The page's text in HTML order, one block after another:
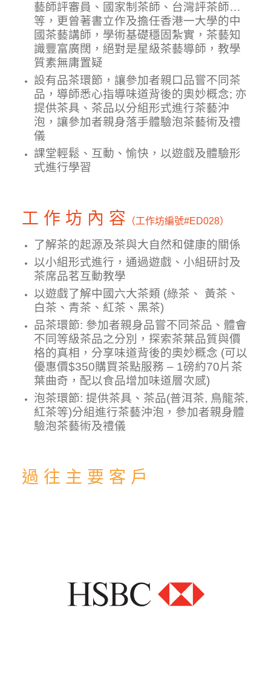
藝師評審員、國家制茶師、台灣評茶師…
等，更曾著書立作及擔任香港一大學的中
國茶藝講師，學術基礎穩固紮實，茶藝知
識豐富廣闊 ，絕對是星級茶藝導師，教學
質素無庸置疑
設有品茶環節，讓參加者親口品嘗不同茶
品，導師悉心指導味道背後的奧妙概念; 亦
提供茶具、茶品以分組形式進行茶藝沖
泡 ， 讓參加者親身落手體驗泡茶藝術及禮
儀
課堂輕鬆、互動、愉快，以遊戲及體驗形
式進行學習
工 作 坊 內 容 （工作坊編號#ED028）
了解茶的起源及茶與大自然和健康的關係
以小組形式進行，通過遊戲、小組研討及
茶席品茗互動教學
以遊戲了解中國六大茶類 (綠茶、 黃茶、
白茶、青茶、紅茶、黑茶)
品茶環節: 參加者親身品嘗不同茶品、體會
不同等級茶品之分別，探索茶葉品質與價
格的真相，分享味道背後的奧妙概念 (可以
優惠價$350購買茶點服務 – 1磅約70片茶
葉曲奇，配以食品增加味道層次感)
泡茶環節: 提供茶具、茶品(普洱茶, 鳥龍茶,
紅茶等)分組進行茶藝沖泡 ， 參加者親身體
驗泡茶藝術及禮儀
過 往 主 要 客 戶